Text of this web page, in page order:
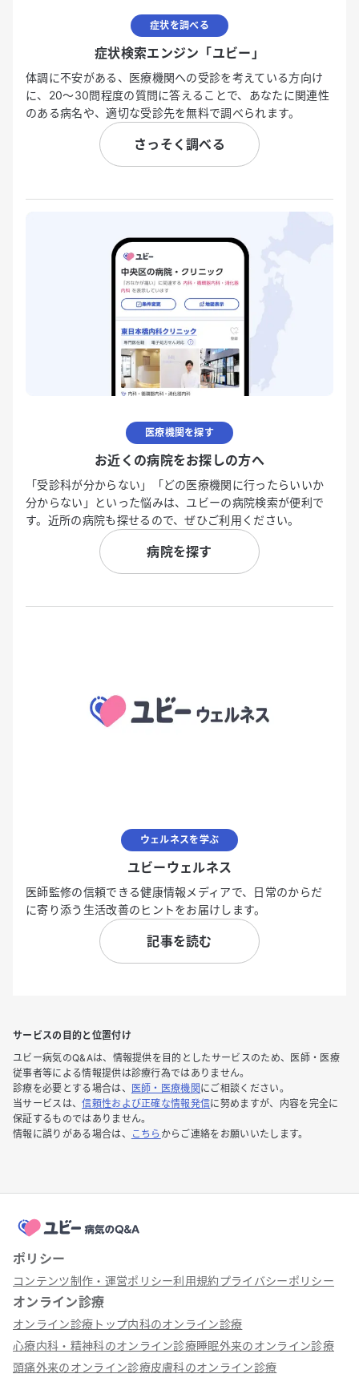
症状を調べる
症状検索エンジン「ユビー」
体調に不安がある、医療機関への受診を考えている方向け
に、20〜30問程度の質問に答えることで、あなたに関連性
のある病名や、適切な受診先を無料で調べられます。
さっそく調べる
医療機関を探す
お近くの病院をお探しの方へ
「受診科が分からない」「どの医療機関に行ったらいいか
分からない」といった悩みは、ユビーの病院検索が便利で
す。近所の病院も探せるので、ぜひご利用ください。
病院を探す
ウェルネスを学ぶ
ユビーウェルネス
医師監修の信頼できる健康情報メディアで、日常のからだ
に寄り添う生活改善のヒントをお届けします。
記事を読む
サービスの目的と位置付け
ユビー病気のQ&Aは、情報提供を目的としたサービスのため、医師・医療
従事者等による情報提供は診療行為ではありません。
診療を必要とする場合は、
医師・医療機関 にご相談ください。
当サービスは、信頼性および正確な情報発信に努めますが、内容を完全に
保証するものではありません。
情報に誤りがある場合は、
こちら からご連絡をお願いいたします。
ポリシー
コンテンツ制作・運営ポリシー利用規約プライバシーポリシー
オンライン診療
オンライン診療トップ内科のオンライン診療
心療内科・精神科のオンライン診療睡眠外来のオンライン診療
頭痛外来のオンライン診療皮膚科のオンライン診療